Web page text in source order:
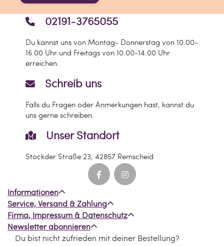
Schreib uns
Falls du Fragen oder Anmerkungen hast, kannst du
uns gerne schreiben.
02191-3765055
Du kannst uns von Montag- Donnerstag von 10.00-
16.00 Uhr und Freitags von 10.00-14.00 Uhr
erreichen.
Unser Standort
Stockder Straße 23, 42857 Remscheid
Informationen
Service, Versand & Zahlung
Firma, Impressum & Datenschutz
Newsletter abonnieren
Du bist nicht zufrieden mit deiner Bestellung?